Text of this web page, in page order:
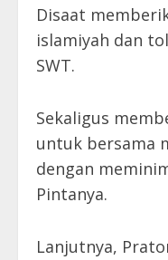
Disaat
islamiyah dan
SWT.
Sekaligus
untuk bersama
dengan
Pintanya.
Lanjutnya,